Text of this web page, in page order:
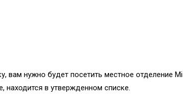
вам нужно будет посетить местное отделение
находится в утвержденном списке.